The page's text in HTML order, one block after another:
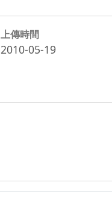
上傳時間
2010-05-19